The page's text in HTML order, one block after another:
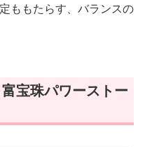
ももたらす、バランスの
宝珠パワーストー